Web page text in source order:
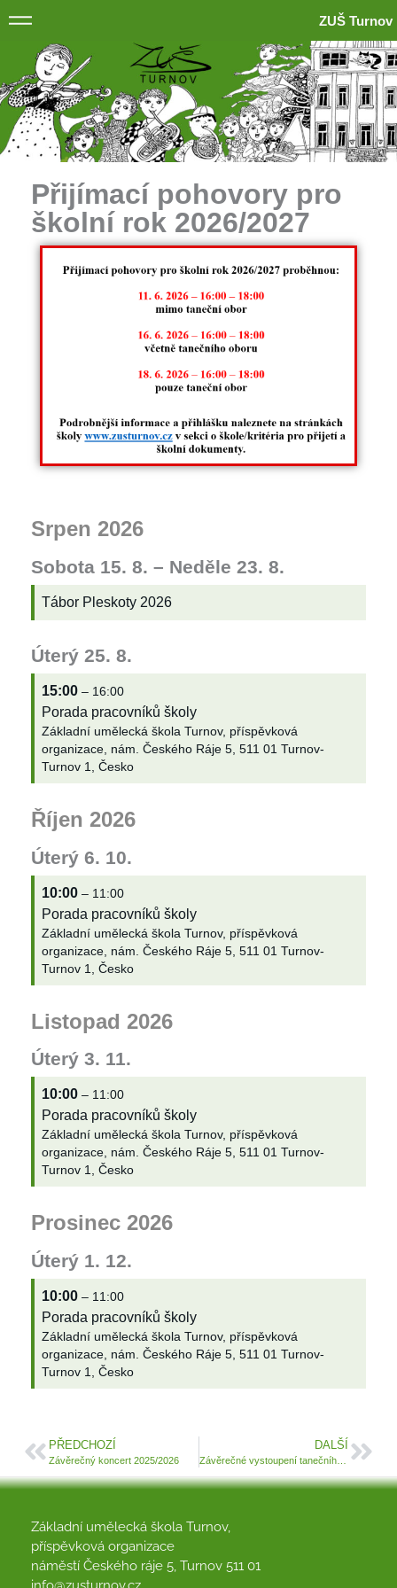
ZUŠ Turnov
Přijímací pohovory pro
školní rok 2026/2027
Srpen 2026
Sobota 15. 8. – Neděle 23. 8.
Tábor Pleskoty 2026
Úterý 25. 8.
15:00 – 16:00
Porada pracovníků školy
Základní umělecká škola Turnov, příspěvková
organizace, nám. Českého Ráje 5, 511 01 Turnov-
Turnov 1, Česko
Říjen 2026
Úterý 6. 10.
10:00 – 11:00
Porada pracovníků školy
Základní umělecká škola Turnov, příspěvková
organizace, nám. Českého Ráje 5, 511 01 Turnov-
Turnov 1, Česko
Listopad 2026
Úterý 3. 11.
10:00 – 11:00
Porada pracovníků školy
Základní umělecká škola Turnov, příspěvková
organizace, nám. Českého Ráje 5, 511 01 Turnov-
Turnov 1, Česko
Prosinec 2026
Úterý 1. 12.
10:00 – 11:00
Porada pracovníků školy
Základní umělecká škola Turnov, příspěvková
organizace, nám. Českého Ráje 5, 511 01 Turnov-
Turnov 1, Česko
PŘEDCHOZÍ
Závěrečný koncert 2025/2026
DALŠÍ
Závěrečné vystoupení tanečního oboru
Základní umělecká škola Turnov,
příspěvková organizace
náměstí Českého ráje 5, Turnov 511 01